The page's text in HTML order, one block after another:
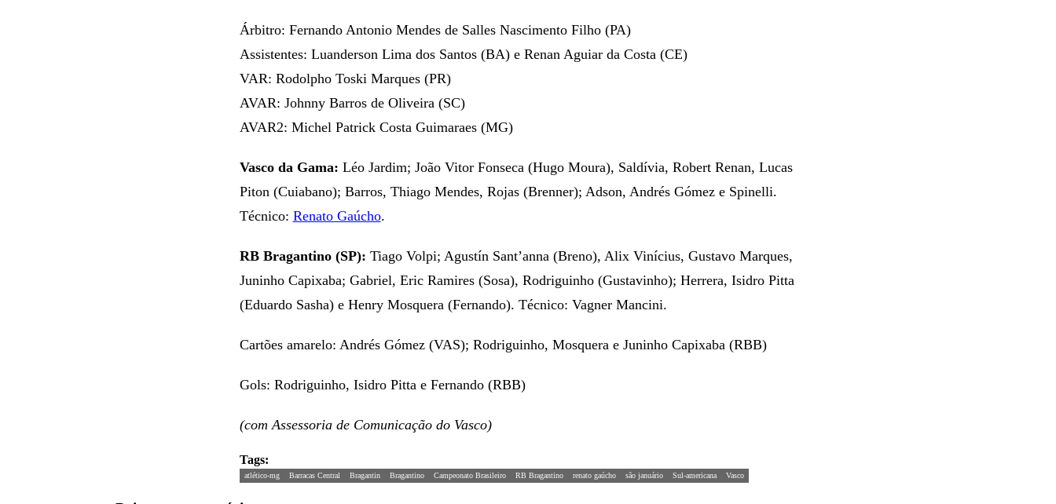
Árbitro: Fernando Antonio Mendes de Salles Nascimento Filho (PA)
Assistentes: Luanderson Lima dos Santos (BA) e Renan Aguiar da Costa (CE)
VAR: Rodolpho Toski Marques (PR)
AVAR: Johnny Barros de Oliveira (SC)
AVAR2: Michel Patrick Costa Guimaraes (MG)
Vasco da Gama: Léo Jardim; João Vitor Fonseca (Hugo Moura), Saldívia, Robert Renan, Lucas
Piton (Cuiabano); Barros, Thiago Mendes, Rojas (Brenner); Adson, Andrés Gómez e Spinelli.
Técnico: Renato Gaúcho.
RB Bragantino (SP): Tiago Volpi; Agustín Sant’anna (Breno), Alix Vinícius, Gustavo Marques,
Juninho Capixaba; Gabriel, Eric Ramires (Sosa), Rodriguinho (Gustavinho); Herrera, Isidro Pitta
(Eduardo Sasha) e Henry Mosquera (Fernando). Técnico: Vagner Mancini.
Cartões amarelo: Andrés Gómez (VAS); Rodriguinho, Mosquera e Juninho Capixaba (RBB)
Gols: Rodriguinho, Isidro Pitta e Fernando (RBB)
(com Assessoria de Comunicação do Vasco)
Tags:
atlético-mg Barracas Central Bragantin Bragantino Campeonato Brasileiro RB Bragantino renato gaúcho são januário Sul-americana Vasco